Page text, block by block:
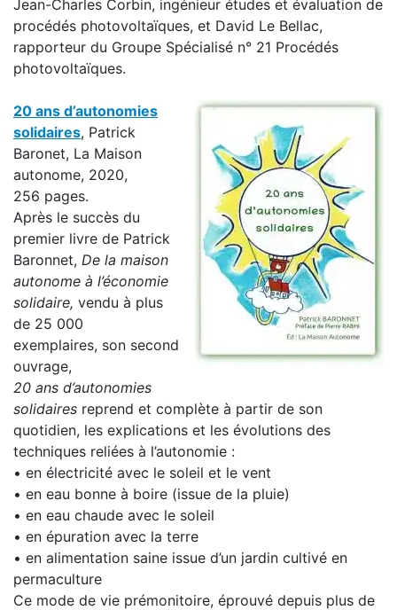
Jean-Charles Corbin, ingénieur études et évaluation de
procédés photovoltaïques, et David Le Bellac,
rapporteur du Groupe Spécialisé n° 21 Procédés
photovoltaïques.
20 ans d’autonomies
solidaires, Patrick
Baronet, La Maison
autonome, 2020,
256 pages.
Après le succès du
premier livre de Patrick
Baronnet, De la maison
autonome à l’économie
solidaire, vendu à plus
de 25 000
exemplaires, son second
ouvrage,
20 ans d’autonomies
solidaires reprend et complète à partir de son
quotidien, les explications et les évolutions des
techniques reliées à l’autonomie :
• en électricité avec le soleil et le vent
• en eau bonne à boire (issue de la pluie)
• en eau chaude avec le soleil
• en épuration avec la terre
• en alimentation saine issue d’un jardin cultivé en
permaculture
Ce mode de vie prémonitoire, éprouvé depuis plus de